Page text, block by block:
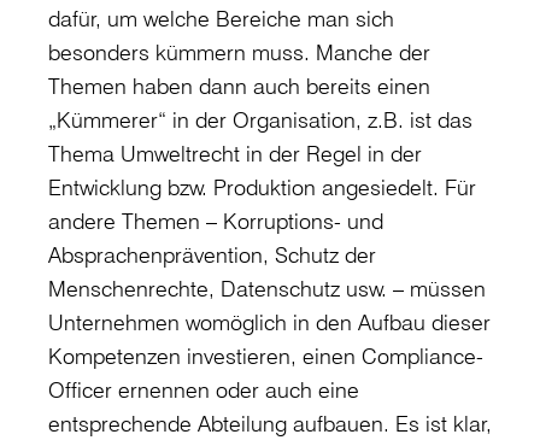
dafür, um welche Bereiche man sich
besonders kümmern muss. Manche der
Themen haben dann auch bereits einen
„Kümmerer“ in der Organisation, z.B. ist das
Thema Umweltrecht in der Regel in der
Entwicklung bzw. Produktion angesiedelt. Für
andere Themen – Korruptions- und
Absprachenprävention, Schutz der
Menschenrechte, Datenschutz usw. – müssen
Unternehmen womöglich in den Aufbau dieser
Kompetenzen investieren, einen Compliance-
Officer ernennen oder auch eine
entsprechende Abteilung aufbauen. Es ist klar,